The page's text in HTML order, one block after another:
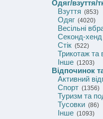
Одяг/взуття/
Взуття (853)
Одяг (4020)
Весільні
Секонд-хенд
Стік (522)
Трикотаж та
Інше (1203)
Відпочинок
Активний
Спорт (1356)
Туризм та
Тусовки (86)
Інше (1093)